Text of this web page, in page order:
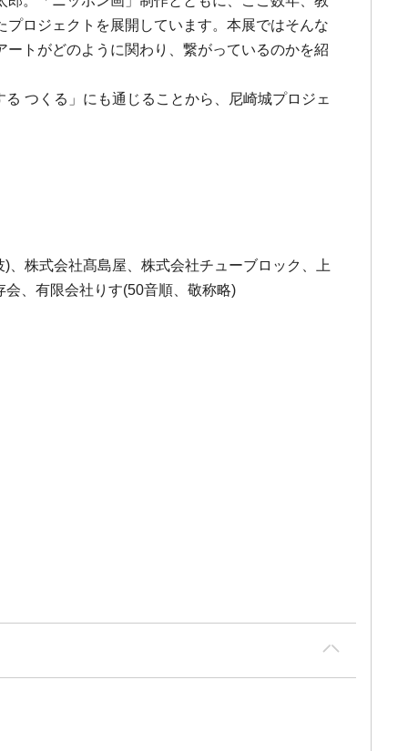
ロジェクトを展開しています。本展ではそんな
トがどのように関わり、繋がっているのかを紹
つくる」にも通じることから、尼崎城プロジェ
株式会社髙島屋、株式会社チューブロック、上
、有限会社りす(50音順、敬称略)